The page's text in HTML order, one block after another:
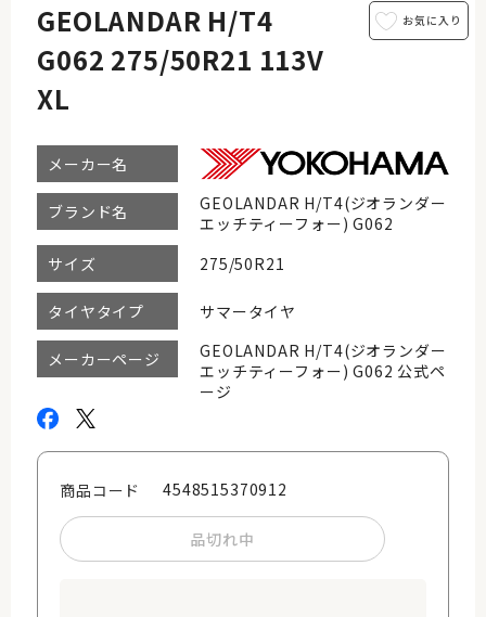
GEOLANDAR H/T4
G062 275/50R21 113V
XL
メーカー名
ブランド名
GEOLANDAR H/T4(ジオランダー
エッチティーフォー) G062
サイズ
275/50R21
タイヤタイプ サマータイヤ
メーカーページ
GEOLANDAR H/T4(ジオランダー
エッチティーフォー) G062 公式ペ
ージ
商品コード 4548515370912
品切れ中